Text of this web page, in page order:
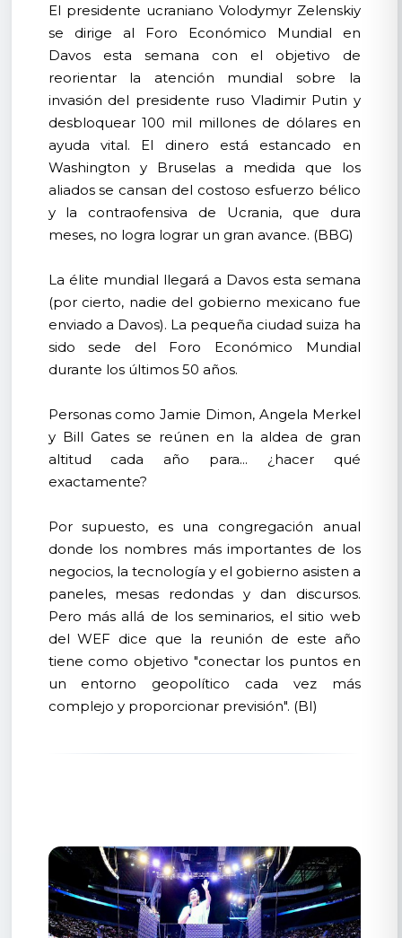
El presidente ucraniano Volodymyr Zelenskiy
se dirige al Foro Económico Mundial en
Davos esta semana con el objetivo de
reorientar la atención mundial sobre la
invasión del presidente ruso Vladimir Putin y
desbloquear 100 mil millones de dólares en
ayuda vital. El dinero está estancado en
Washington y Bruselas a medida que los
aliados se cansan del costoso esfuerzo bélico
y la contraofensiva de Ucrania, que dura
meses, no logra lograr un gran avance. (BBG)
La élite mundial llegará a Davos esta semana
(por cierto, nadie del gobierno mexicano fue
enviado a Davos). La pequeña ciudad suiza ha
sido sede del Foro Económico Mundial
durante los últimos 50 años.
Personas como Jamie Dimon, Angela Merkel
y Bill Gates se reúnen en la aldea de gran
altitud cada año para... ¿hacer qué
exactamente?
Por supuesto, es una congregación anual
donde los nombres más importantes de los
negocios, la tecnología y el gobierno asisten a
paneles, mesas redondas y dan discursos.
Pero más allá de los seminarios, el sitio web
del WEF dice que la reunión de este año
tiene como objetivo "conectar los puntos en
un entorno geopolítico cada vez más
complejo y proporcionar previsión". (BI)